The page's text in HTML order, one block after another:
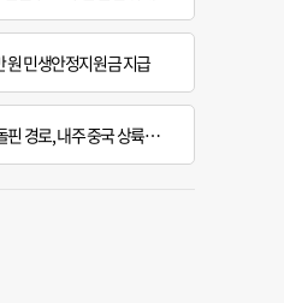
원 민생안정지원금 지급
중국 상륙…'불가마 더위' 언제까지